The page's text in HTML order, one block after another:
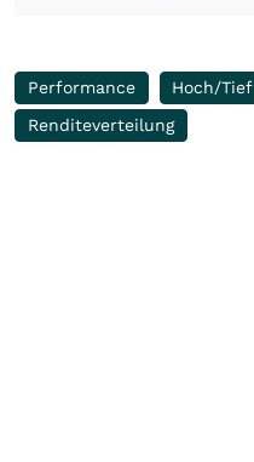
Performance Hoch/Tief
Renditeverteilung